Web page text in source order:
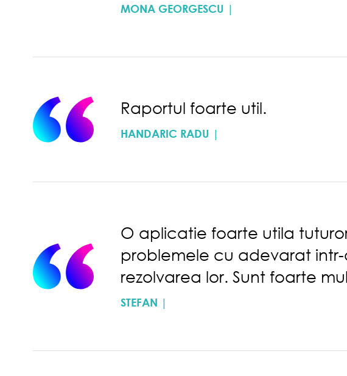
MONA GEORGESCU |
Raportul foarte util.
HANDARIC RADU |
O aplicatie foarte utila
problemele cu adevarat
rezolvarea lor. Sunt foarte
STEFAN |